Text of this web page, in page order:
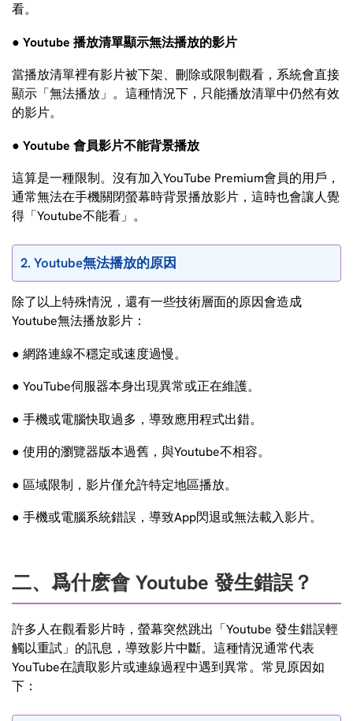
看。
● Youtube 播放清單顯示無法播放的影片
當播放清單裡有影片被下架、刪除或限制觀看，系統會直接
顯示「無法播放」。這種情況下，只能播放清單中仍然有效
的影片。
● Youtube 會員影片不能背景播放
這算是一種限制。沒有加入YouTube Premium會員的用戶，
通常無法在手機關閉螢幕時背景播放影片，這時也會讓人覺
得「Youtube不能看」。
2. Youtube無法播放的原因
除了以上特殊情況，還有一些技術層面的原因會造成
Youtube無法播放影片：
● 網路連線不穩定或速度過慢。
● YouTube伺服器本身出現異常或正在維護。
● 手機或電腦快取過多，導致應用程式出錯。
● 使用的瀏覽器版本過舊，與Youtube不相容。
● 區域限制，影片僅允許特定地區播放。
● 手機或電腦系統錯誤，導致App閃退或無法載入影片。
二、爲什麽會 Youtube 發生錯誤？
許多人在觀看影片時，螢幕突然跳出「Youtube 發生錯誤輕
觸以重試」的訊息，導致影片中斷。這種情況通常代表
YouTube在讀取影片或連線過程中遇到異常。常見原因如
下：